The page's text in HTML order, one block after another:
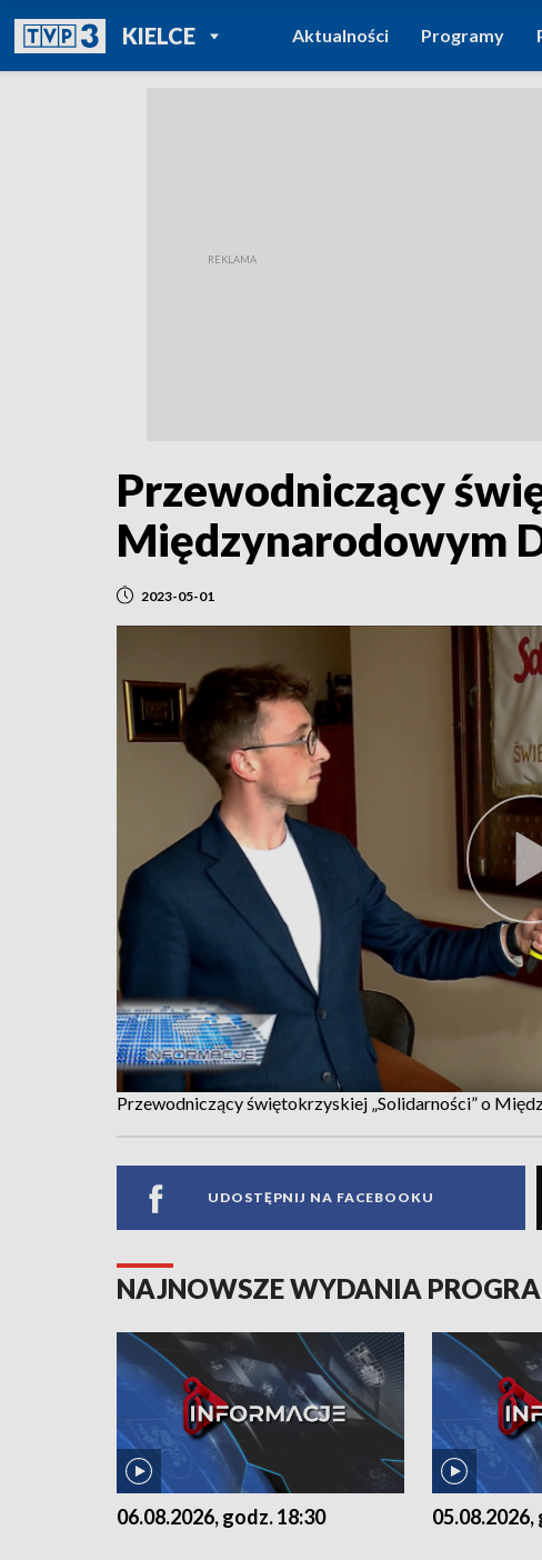
KIELCEPOWRÓT DO
TVP REGIONY
Aktualności Programy
Przewodniczący
Międzynarodowym
2023-05-01
Przewodniczący świętokrzyskiej „Solidarności” o
UDOSTĘPNIJ NA FACEBOOKU
NAJNOWSZE WYDANIA
06.08.2026, godz. 18:30 05.08.2026,